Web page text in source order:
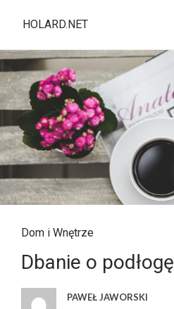
HOLARD.NET
Dom i Wnętrze
Dbanie o podłogę
PAWEŁ JAWORSKI